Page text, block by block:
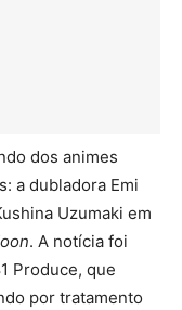
dos animes
a dubladora Emi
Uzumaki em
. A notícia foi
Produce, que
por tratamento